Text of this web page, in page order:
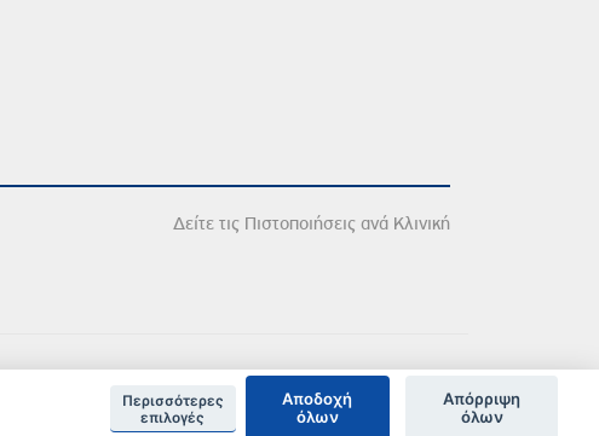
Δείτε τις Πιστοποιήσεις ανά Κλινική
Περισσότερες
επιλογές
Αποδοχή
όλων
Απόρριψη
όλων